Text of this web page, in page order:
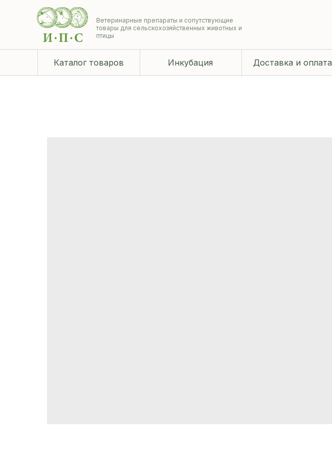
Каталог товаров Инкубация Доставка и оплата
Ветеринарные препараты и сопутствующие
товары для сельскохозяйственных животных и
птицы